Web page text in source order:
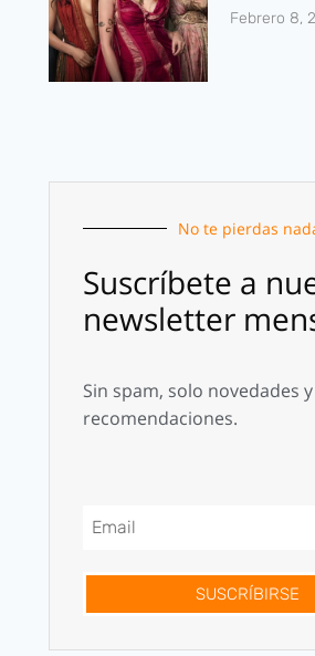
Febrero 8,
No te pierdas
Suscríbete a
newsletter
Sin spam, solo novedades y
recomendaciones.
SUSCRÍBIRSE